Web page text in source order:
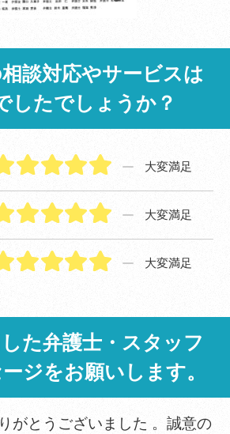
談対応やサービスは
したでしょうか？
大変満足
大変満足
大変満足
た弁護士・スタッフ
ジをお願いします。
がとうございました 。誠意の